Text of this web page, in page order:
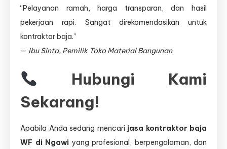
“Pelayanan ramah, harga transparan, dan hasil
pekerjaan rapi. Sangat direkomendasikan untuk
kontraktor baja.”
— Ibu Sinta, Pemilik Toko Material Bangunan
Hubungi Kami
Sekarang!
Apabila Anda sedang mencari jasa kontraktor baja
WF di Ngawi yang profesional, berpengalaman, dan